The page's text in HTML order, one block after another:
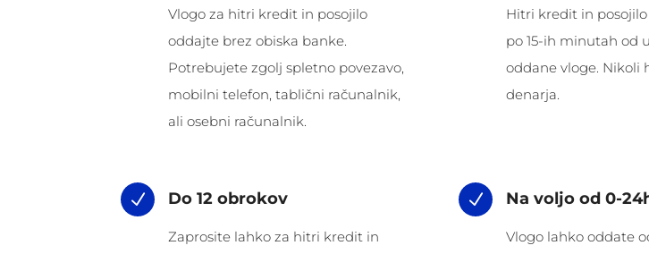
Vlogo za hitri kredit in posojilo
oddajte brez obiska banke.
Potrebujete zgolj spletno povezavo,
mobilni telefon, tablični računalnik,
ali osebni računalnik.
Hitri kredit in
po 15-ih minutah od
oddane vloge. Nikoli
denarja.
N Do 12 obrokov
Zaprosite lahko za hitri kredit in
N Na voljo od 0-
Vlogo lahko oddate